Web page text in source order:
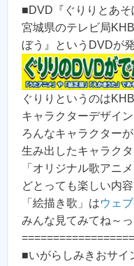
■DVD『ぐりりとあそ
宮城県のテレビ局
ぼう』というDVDが
ぐりりというのは
キャラクターデザイ
ろんなキャラクター
生み出したキャラクタ
「オリジナル歌アニ
どとっても楽しい内
「絵描き歌」はウェ
みんな見てみてね～っ
■いがらしみきおサイ